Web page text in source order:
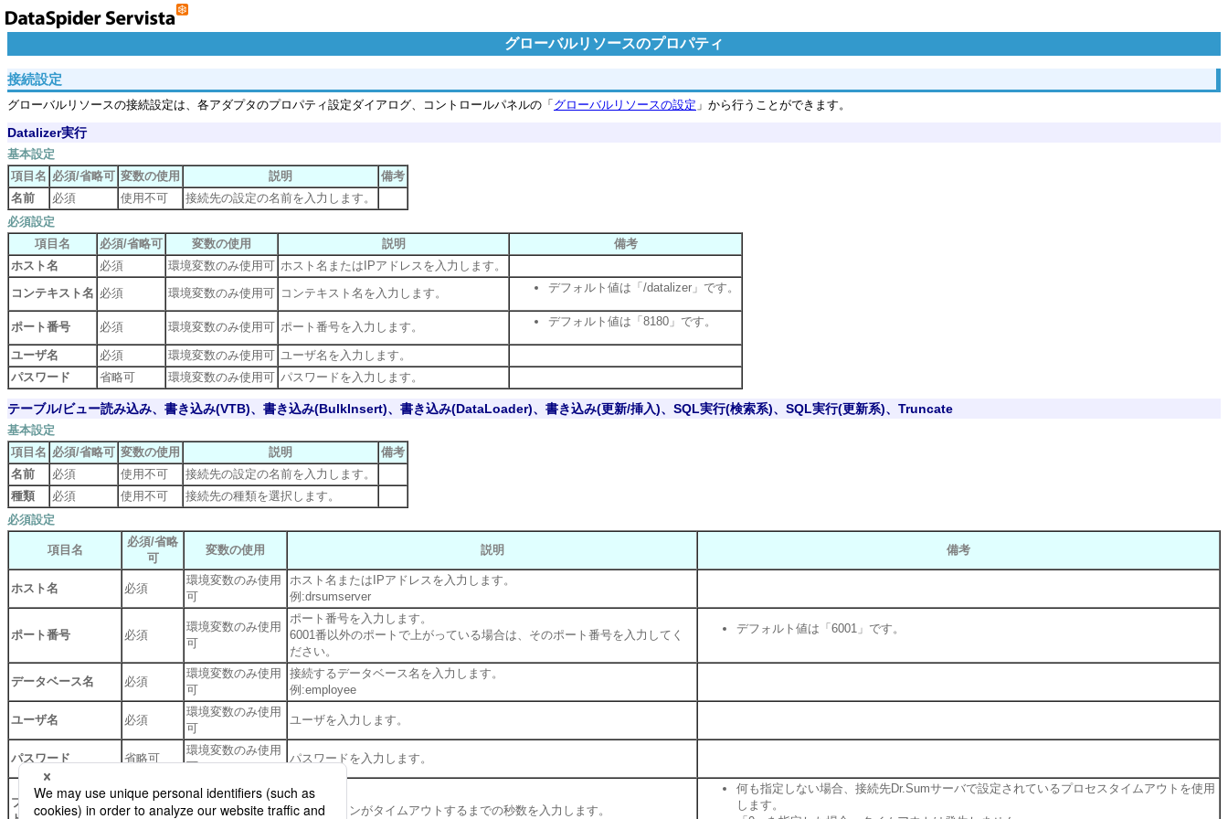
グローバルリソースのプロパティ
接続設定
グローバルリソースの接続設定は、各アダプタのプロパティ設定ダイアログ、コントロールパネルの「 グローバルリソースの設定 」から行うことができます。
Datalizer実行
基本設定
項目名 必須/省略可 変数の使用 説明
備考
名前
必須 使用不可
接続先の設定の名前を入力します。
必須設定
項目名
必須/省略可 変数の使用 説明
備考
ホスト名
必須 環境変数のみ使用可 ホスト名またはIPアドレスを入力します。
コンテキスト名 必須 環境変数のみ使用可 コンテキスト名を入力します。 デフォルト値は「/datalizer」です。
ポート番号 必須 環境変数のみ使用可 ポート番号を入力します。 デフォルト値は「8180」です。
ユーザ名 必須 環境変数のみ使用可 ユーザ名を入力します。
パスワード
省略可 環境変数のみ使用可 パスワードを入力します。
テーブル/ビュー読み込み、書き込み(VTB)、書き込み(BulkInsert)、書き込み(DataLoader)、書き込み(更新/挿入)、SQL実行(検索系)、SQL実行(更新系)、Truncate
基本設定
項目名 必須/省略可 変数の使用 説明
備考
名前
必須 使用不可
接続先の設定の名前を入力します。
種類
必須 使用不可
接続先の種類を選択します。
必須設定
項目名
必須/省略
可
変数の使用 説明 備考
ホスト名 必須
環境変数のみ使用
可
ホスト名またはIPアドレスを入力します。
例:drsumserver
ポート番号 必須
環境変数のみ使用
可
ポート番号を入力します。
6001番以外のポートで上がっている場合は、そのポート番号を入力してく
ださい。
デフォルト値は「6001」です。
データベース名 必須
環境変数のみ使用
可
接続するデータベース名を入力します。
例:employee
ユーザ名 必須
環境変数のみ使用
可
ユーザを入力します。
パスワード 省略可
環境変数のみ使用
可
パスワードを入力します。
プロセスタイムアウ
省略可
環境変数のみ使用
コネクションがタイムアウトするまでの秒数を入力します。
何も指定しない場合、接続先Dr.Sumサーバで設定されているプロセスタイムアウトを使用
します。